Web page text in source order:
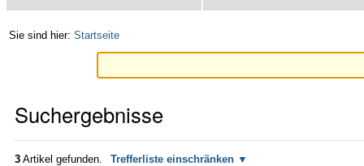
Sie sind hier: Startseite
Suchergebnisse
3 Artikel gefunden.
Trefferliste einschränken